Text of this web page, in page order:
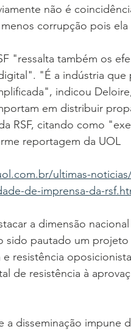
não é
corrupção pois
"ressalta também os
"É a indústria
indicou
em distribuir
RSF, citando como
reportagem da UOL
ultimas-
de-imprensa-da-
a dimensão
sido pautado um
resistência
de resistência à
a disseminação impune